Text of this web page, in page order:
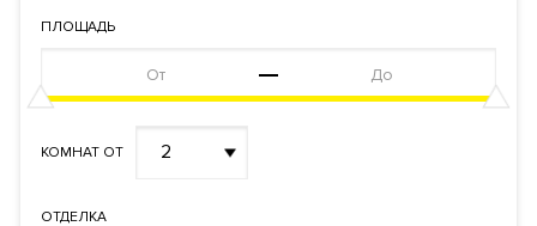
ПЛОЩАДЬ
КОМНАТ ОТ 2
ОТДЕЛКА